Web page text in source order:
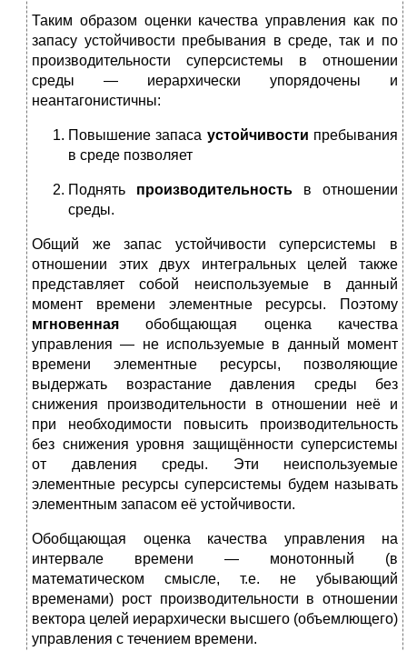
Таким образом оценки качества управления как по
запасу устойчивости пребывания в среде, так и по
производительности суперсистемы в отношении
среды — иерархически упорядочены и
неантагонистичны:
Повышение запаса устойчивости пребывания
в среде позволяет
Поднять производительность в отношении
среды.
Общий же запас устойчивости суперсистемы в
отношении этих двух интегральных целей также
представляет собой неиспользуемые в данный
момент времени элементные ресурсы. Поэтому
мгновенная обобщающая оценка качества
управления — не используемые в данный момент
времени элементные ресурсы, позволяющие
выдержать возрастание давления среды без
снижения производительности в отношении неё и
при необходимости повысить производительность
без снижения уровня защищённости суперсистемы
от давления среды. Эти неиспользуемые
элементные ресурсы суперсистемы будем называть
элементным запасом её устойчивости.
Обобщающая оценка качества управления на
интервале времени — монотонный (в
математическом смысле, т.е. не убывающий
временами) рост производительности в отношении
вектора целей иерархически высшего (объемлющего)
управления с течением времени.